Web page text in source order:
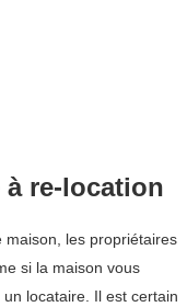
à re-location
maison, les propriétaires
si la maison vous
locataire. Il est certain